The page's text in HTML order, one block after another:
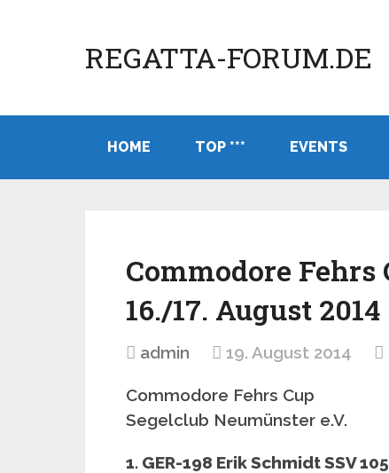
REGATTA-FORUM.DE
HOME TOP *** EVENTS
Commodore
16./17. August 2014
admin 19. August 2014
Commodore Fehrs Cup
Segelclub Neumünster e.V.
1. GER-198 Erik Schmidt SSV